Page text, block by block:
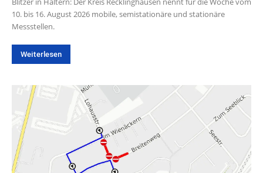
10. bis 16. August 2026 mobile, semistationäre und stationäre
Messstellen.
Weiterlesen